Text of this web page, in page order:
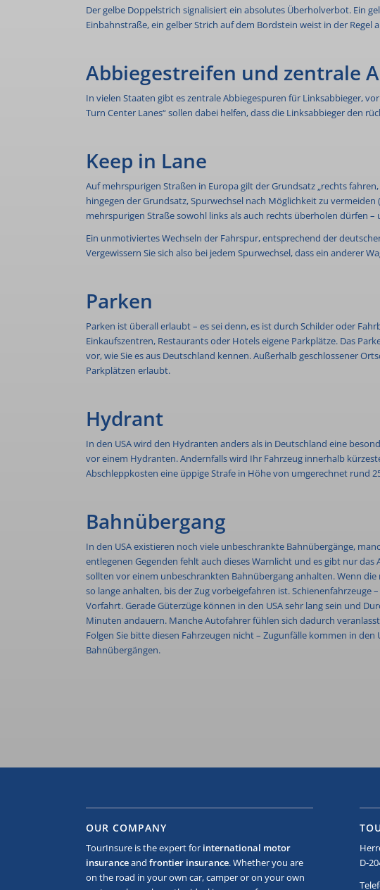
Der gelbe Doppelstrich signalisiert ein absolutes Überholverbot. Ein
Einbahnstraße, ein gelber Strich auf dem Bordstein weist in der Regel
Abbiegestreifen und zentrale
In vielen Staaten gibt es zentrale Abbiegespuren für Linksabbieger,
Turn Center Lanes“ sollen dabei helfen, dass die Linksabbieger den
Keep in Lane
Auf mehrspurigen Straßen in Europa gilt der Grundsatz „rechts
hingegen der Grundsatz, Spurwechsel nach Möglichkeit zu vermeiden
mehrspurigen Straße sowohl links als auch rechts überholen dürfen
Ein unmotiviertes Wechseln der Fahrspur, entsprechend der
Vergewissern Sie sich also bei jedem Spurwechsel, dass ein anderer
Parken
Parken ist überall erlaubt – es sei denn, es ist durch Schilder oder
Einkaufszentren, Restaurants oder Hotels eigene Parkplätze. Das
vor, wie Sie es aus Deutschland kennen. Außerhalb geschlossener
Parkplätzen erlaubt.
Hydrant
In den USA wird den Hydranten anders als in Deutschland eine
vor einem Hydranten. Andernfalls wird Ihr Fahrzeug innerhalb
Abschleppkosten eine üppige Strafe in Höhe von umgerechnet rund
Bahnübergang
In den USA existieren noch viele unbeschrankte Bahnübergänge,
entlegenen Gegenden fehlt auch dieses Warnlicht und es gibt nur
sollten vor einem unbeschrankten Bahnübergang anhalten. Wenn
so lange anhalten, bis der Zug vorbeigefahren ist.
Vorfahrt. Gerade Güterzüge können in den USA sehr lang sein und
Minuten andauern. Manche Autofahrer fühlen sich dadurch
Folgen Sie bitte diesen Fahrzeugen nicht – Zugunfälle kommen in
Bahnübergängen.
OUR COMPANY
TourInsure is the expert for international motor
insuranceand frontier insurance. Whether you are
on the road in your own car, camper or on your own
D-